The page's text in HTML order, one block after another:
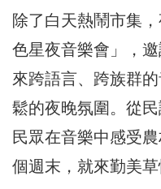
除了白天熱鬧市集
色星夜音樂會」，
來跨語言、跨族群
鬆的夜晚氛圍。從
民眾在音樂中感受
個週末，就來勤美草